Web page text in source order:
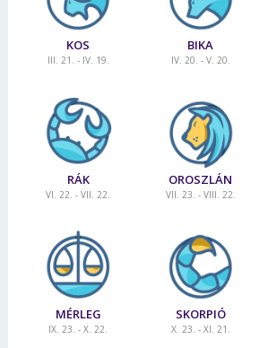
KOS
III. 21. - IV. 19.
BIKA
IV. 20. - V. 20.
RÁK
VI. 22. - VII. 22.
OROSZLÁN
VII. 23. - VIII. 22.
MÉRLEG
IX. 23. - X. 22.
SKORPIÓ
X. 23. - XI. 21.